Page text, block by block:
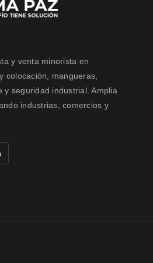
y venta minorista en
colocación, mangueras,
y seguridad industrial. Amplia
industrias, comercios y